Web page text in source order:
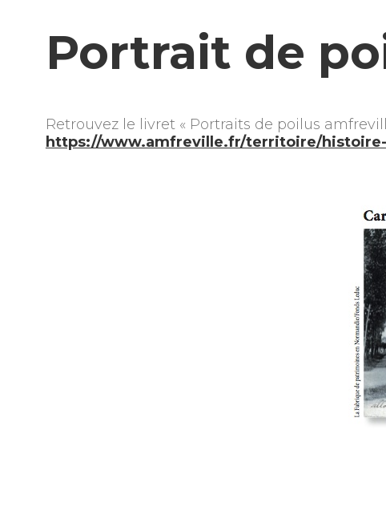
Portrait de
Retrouvez le livret « Portraits de poilus
https://www.amfreville.fr/territoire/